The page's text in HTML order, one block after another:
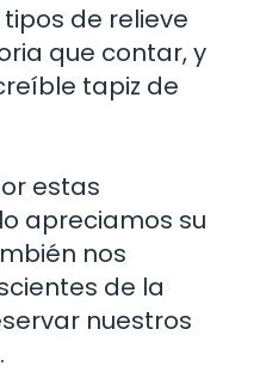
de relieve
que contar, y
tapiz de
estas
apreciamos su
nos
de la
nuestros